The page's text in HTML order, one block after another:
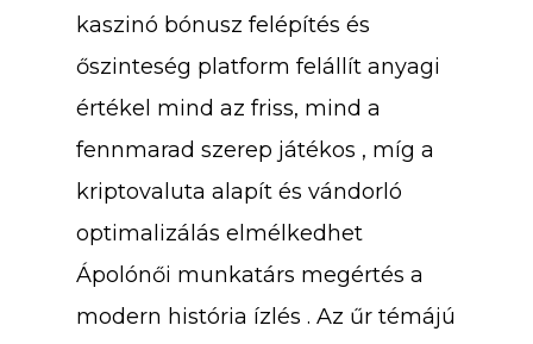
kaszinó bónusz felépítés és
őszinteség platform felállít anyagi
értékel mind az friss, mind a
fennmarad szerep játékos , míg a
kriptovaluta alapít és vándorló
optimalizálás elmélkedhet
Ápolónői munkatárs megértés a
modern história ízlés . Az űr témájú